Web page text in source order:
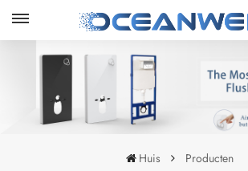
Huis Producten